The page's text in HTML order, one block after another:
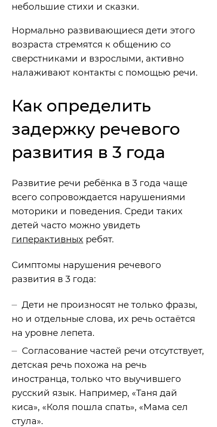
небольшие стихи и сказки.
Нормально развивающиеся дети этого
возраста стремятся к общению со
сверстниками и взрослыми, активно
налаживают контакты с помощью речи.
Как определить
задержку речевого
развития в 3 года
Развитие речи ребёнка в 3 года чаще
всего сопровождается нарушениями
моторики и поведения. Среди таких
детей часто можно увидеть
гиперактивных ребят.
Симптомы нарушения речевого
развития в 3 года:
Дети не произносят не только фразы,
но и отдельные слова, их речь остаётся
на уровне лепета.
Согласование частей речи отсутствует,
детская речь похожа на речь
иностранца, только что выучившего
русский язык. Например, «Таня дай
киса», «Коля пошла спать», «Мама сел
стула».